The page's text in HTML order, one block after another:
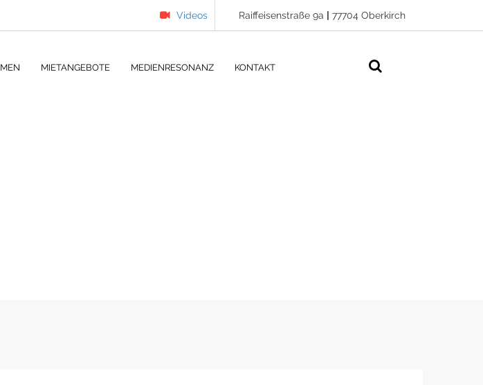
Videos Raiffeisenstraße 9a | 77704 Oberkirch
MIETANGEBOTE MEDIENRESONANZ KONTAKT